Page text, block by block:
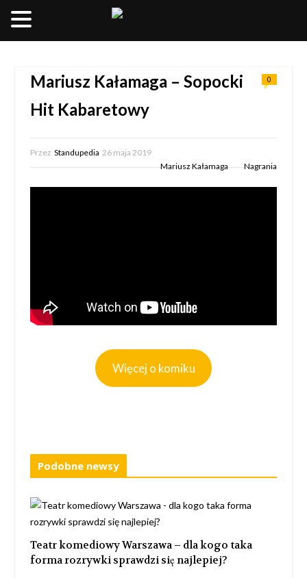
Mariusz Kałamaga – Sopocki
Hit Kabaretowy
0
Przez Standupedia 26 maja 2019
Mariusz Kałamaga
Nagrania
Więcej o komiku
Podobne newsy
Teatr komediowy Warszawa – dla kogo taka
forma rozrywki sprawdzi się najlepiej?